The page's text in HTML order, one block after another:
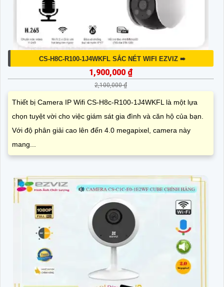
CS-H8C-R100-1J4WKFL SẮC NÉT WIFI EZVIZ ➠
1,900,000 ₫
2,100,000 ₫
Thiết bị Camera IP Wifi CS-H8c-R100-1J4WKFL là một lựa
chọn tuyệt vời cho việc giám sát gia đình và căn hộ của bạn.
Với độ phân giải cao lên đến 4.0 megapixel, camera này
mang...